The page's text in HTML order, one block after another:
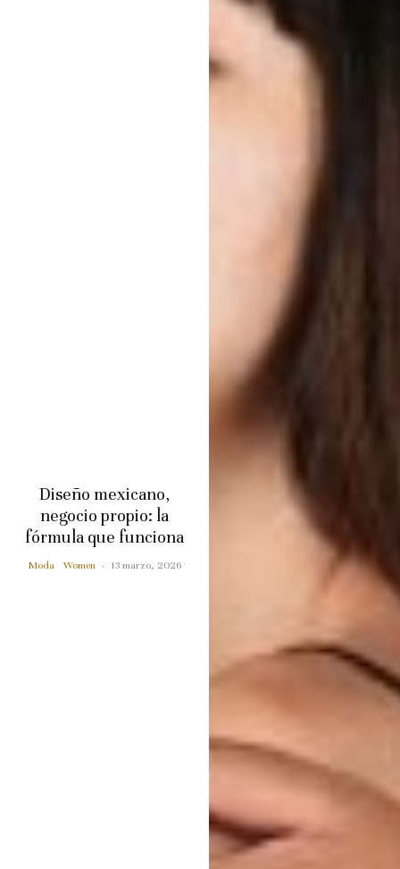
Diseño mexicano,
negocio propio: la
fórmula que funciona
Moda Women · 13 marzo, 2026